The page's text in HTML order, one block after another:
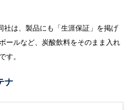
社は、製品にも「生涯保証」を掲げ
ールなど、炭酸飲料をそのまま入れ
す。
ナ